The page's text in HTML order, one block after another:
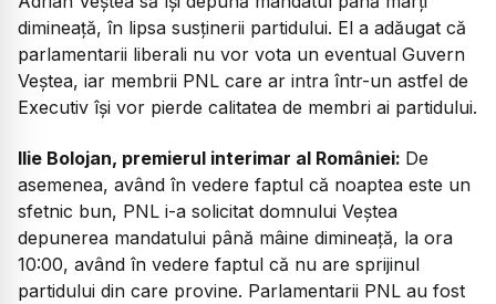
dimineață, în lipsa susținerii partidului. El a adăugat că
parlamentarii liberali nu vor vota un eventual Guvern
Veștea, iar membrii PNL care ar intra într-un astfel de
Executiv își vor pierde calitatea de membri ai partidului.
Ilie Bolojan, premierul interimar al României: De
asemenea, având în vedere faptul că noaptea este un
sfetnic bun, PNL i-a solicitat domnului Veștea
depunerea mandatului până mâine dimineață, la ora
10:00, având în vedere faptul că nu are sprijinul
partidului din care provine. Parlamentarii PNL au fost